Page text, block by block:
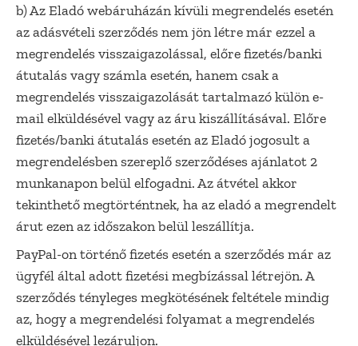
b) Az Eladó webáruházán kívüli megrendelés esetén
az adásvételi szerződés nem jön létre már ezzel a
megrendelés visszaigazolással, előre fizetés/banki
átutalás vagy számla esetén, hanem csak a
megrendelés visszaigazolását tartalmazó külön e-
mail elküldésével vagy az áru kiszállításával. Előre
fizetés/banki átutalás esetén az Eladó jogosult a
megrendelésben szereplő szerződéses ajánlatot 2
munkanapon belül elfogadni. Az átvétel akkor
tekinthető megtörténtnek, ha az eladó a megrendelt
árut ezen az időszakon belül leszállítja.
PayPal-on történő fizetés esetén a szerződés már az
ügyfél által adott fizetési megbízással létrejön. A
szerződés tényleges megkötésének feltétele mindig
az, hogy a megrendelési folyamat a megrendelés
elküldésével lezáruljon.